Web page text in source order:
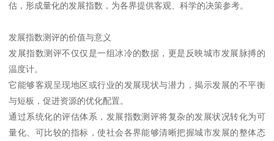
估，形成量化的发展指数，为各界提供客观、科学的决策参考。
发展指数测评的价值与意义
发展指数测评不仅仅是一组冰冷的数据，更是反映城市发展脉搏的
温度计。
它能够客观呈现地区或行业的发展现状与潜力，揭示发展的不平衡
与短板，促进资源的优化配置。
通过系统化的评估体系，发展指数测评将复杂的发展状况转化为可
量化、可比较的指标，使社会各界能够清晰把握城市发展的整体态